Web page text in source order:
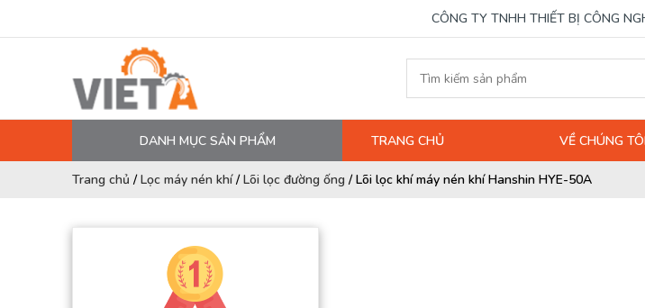
CÔNG TY TNHH THIẾT BỊ CÔNG
DANH MỤC SẢN PHẨM
MÁY NÉN KHÍ
DẦU MÁY NÉN KHÍ
DÂY HƠI, ỐNG HƠI
TRANG CHỦ VỀ CHÚNG
Trang chủ /Lọc máy nén khí/Lõi lọc đường ống /Lõi lọc khí máy nén khí Hanshin HYE-50A